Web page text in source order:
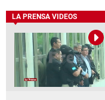
LA PRENSA VIDEOS